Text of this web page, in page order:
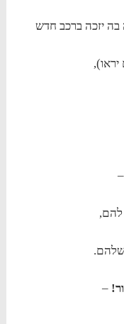
בה יזכה ברכב חדש
–
להם,
–